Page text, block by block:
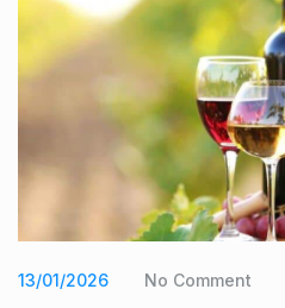
13/01/2026 No Comment